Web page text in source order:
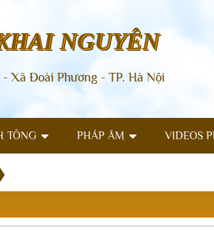
NGUYÊN
Xã Đoài Phương - TP. Hà Nội
TÔNG PHÁP ÂM VIDEOS